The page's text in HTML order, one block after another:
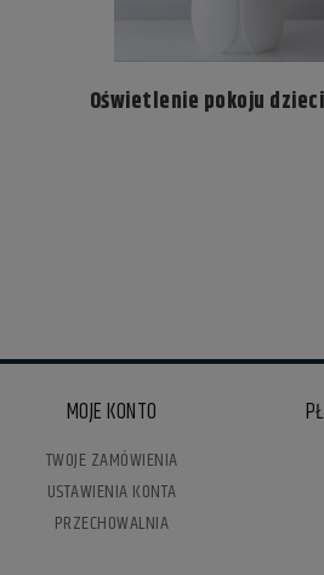
Oświetlenie pokoju
MOJE KONTO
TWOJE ZAMÓWIENIA
USTAWIENIA KONTA
PRZECHOWALNIA